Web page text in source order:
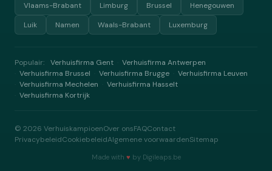
Vlaams-Brabant
Limburg Brussel
Henegouwen
Luik
Namen Waals-Brabant Luxemburg
Populair: Verhuisfirma Gent Verhuisfirma Antwerpen
Verhuisfirma Brussel Verhuisfirma Brugge Verhuisfirma Leuven
Verhuisfirma Mechelen Verhuisfirma Hasselt
Verhuisfirma Kortrijk
© 2026 VerhuiskampioenOver onsFAQContact
PrivacybeleidCookiebeleidAlgemene voorwaardenSitemap
Made with ♥ by Digileaps.be